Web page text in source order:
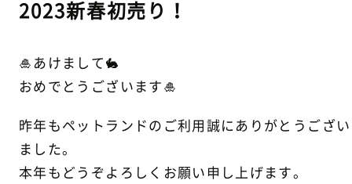
2023新春初売り！
🎍あけまして🐇
おめでとうございます🎍
昨年もペットランドのご利用誠にありがとうござい
ました。
本年もどうぞよろしくお願い申し上げます。